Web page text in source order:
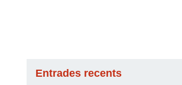
Entrades recents